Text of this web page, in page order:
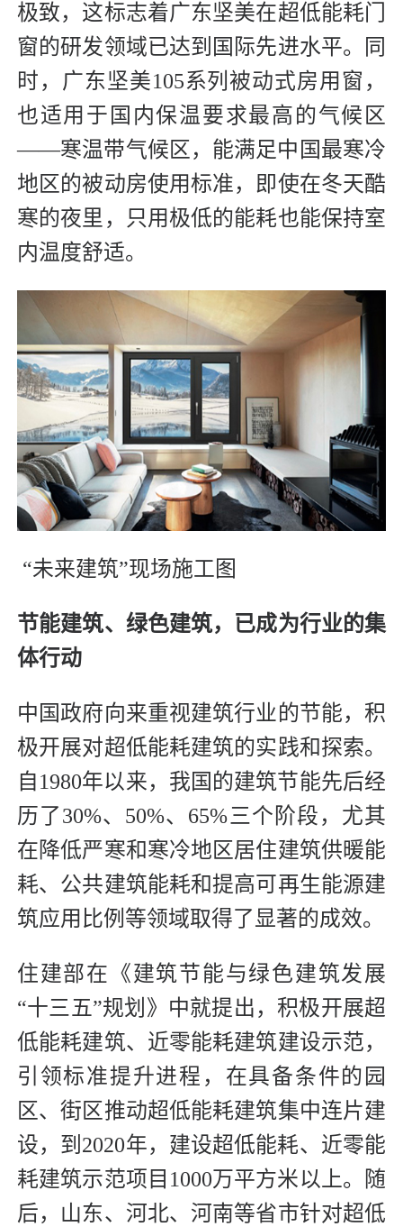
极致，这标志着广东坚美在超低能耗门
窗的研发领域已达到国际先进水平。同
时，广东坚美105系列被动式房用窗，
也适用于国内保温要求最高的气候区
——寒温带气候区，能满足中国最寒冷
地区的被动房使用标准，即使在冬天酷
寒的夜里，只用极低的能耗也能保持室
内温度舒适。
“未来建筑”现场施工图
节能建筑、绿色建筑，
已成为行业的集
体行动
中国政府向来重视建筑行业的节能，积
极开展对超低能耗建筑的实践和探索。
自1980年以来，我国的建筑节能先后经
历了30%、50%、65%三个阶段，尤其
在降低严寒和寒冷地区居住建筑供暖能
耗、公共建筑能耗和提高可再生能源建
筑应用比例等领域取得了显著的成效。
住建部在《建筑节能与绿色建筑发展
“十三五”规划》中就提出，积极开展超
低能耗建筑、近零能耗建筑建设示范，
引领标准提升进程，在具备条件的园
区、街区推动超低能耗建筑集中连片建
设，到2020年，建设超低能耗、近零能
耗建筑示范项目1000万平方米以上。随
后，山东、河北、河南等省市针对超低